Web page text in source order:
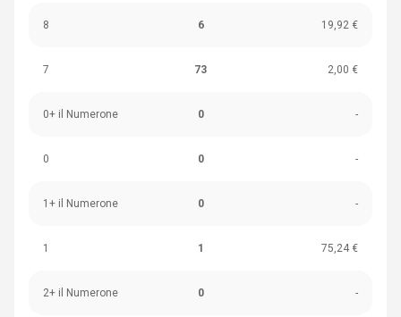
8 6 19,92 €
7 73 2,00 €
0+ il Numerone 0 -
0 0 -
1+ il Numerone 0 -
1 1 75,24 €
2+ il Numerone 0 -